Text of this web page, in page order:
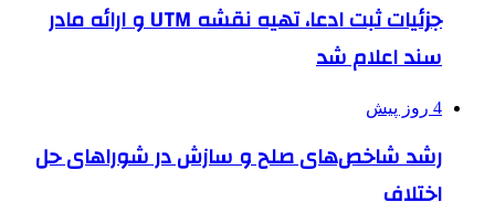
جزئیات ثبت ادعا، تهیه نقشه UTM و ارائه مادر
سند اعلام شد
4 روز پیش
رشد شاخص‌های صلح و سازش در شوراهای حل